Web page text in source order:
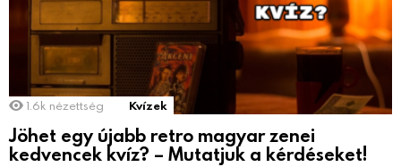
1.6k nézettség Kvízek
Jöhet egy újabb retro magyar zenei
kedvencek kvíz? – Mutatjuk a kérdéseket!